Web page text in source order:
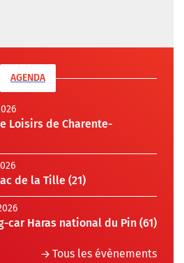
AGENDA
Loisirs de Charente-
de la Tille (21)
car Haras national du Pin (61)
Tous les évènements